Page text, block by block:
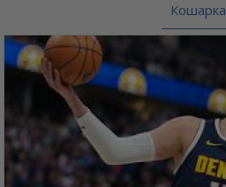
Кошарка